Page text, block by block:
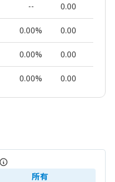
-- 0.00
0.00% 0.00
0.00% 0.00
0.00% 0.00
所有